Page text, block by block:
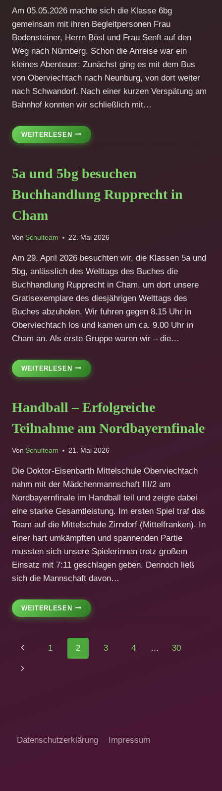
Am 05.05.2026 machte sich die Klasse 6bg
gemeinsam mit ihren Begleitpersonen Frau
Bodensteiner, Herrn Bösl und Frau Senft auf den
Weg nach Nürnberg. Schon die Anreise war ein
kleines Abenteuer: Zunächst ging es mit dem Bus
von Oberviechtach nach Neunburg, von dort weiter
nach Schwandorf. Nach einer kurzen Verspätung am
Bahnhof konnten wir schließlich mit…
WEITERLESENNÜRNBERG
IST
REISE
WERT
5a und 5bg besuchen
Buchhandlung Rupprecht in
Cham
Von Schulteam 22. Mai 2026
Am 29. April 2026 besuchten wir, die Klassen 5a und
5bg, anlässlich des Welttags des Buches die
Buchhandlung Rupprecht in Cham, um dort unsere
Gratisexemplare des diesjährigen Welttags des
Buches abzuholen. Wir fuhren gegen 8.15 Uhr in
Oberviechtach los und kamen um ca. 9.00 Uhr in
Cham an. Als erste Gruppe waren wir – die…
WEITERLESEN5A
UND
BUCHHANDLUNG
IN
Handball – Erfolgreiche
Teilnahme am Nordbayernfinale
Von Schulteam 21. Mai 2026
Die Doktor-Eisenbarth Mittelschule Oberviechtach
nahm mit der Mädchenmannschaft III/2 am
Nordbayernfinale im Handball teil und zeigte dabei
eine starke Gesamtleistung. Im ersten Spiel traf das
Team auf die Mittelschule Zirndorf (Mittelfranken). In
einer hart umkämpften und spannenden Partie
mussten sich unsere Spielerinnen trotz großem
Einsatz mit 7:11 geschlagen geben. Dennoch ließ
sich die Mannschaft davon…
WEITERLESENHANDBALL
–
TEILNAHME
AM
NORDBAYERNFINALE
Seitennavigation
Vorherige
Seite
1 2 3 4 … 30
Nächste
Datenschutzerklärung Impressum